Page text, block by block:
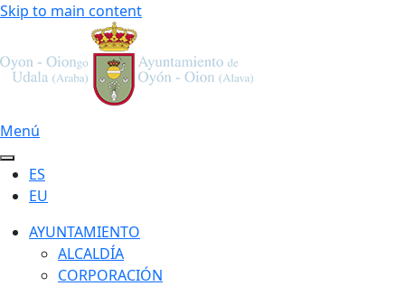
Skip to main content
Menú
ES
EU
AYUNTAMIENTO
ALCALDÍA
CORPORACIÓN